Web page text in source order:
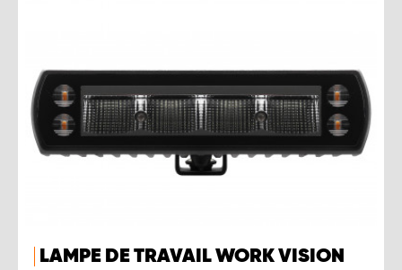
LAMPE DE TRAVAIL WORK VISION